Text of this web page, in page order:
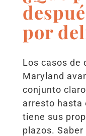
por
Los casos de
Maryland
conjunto
arresto hasta
tiene sus
plazos.